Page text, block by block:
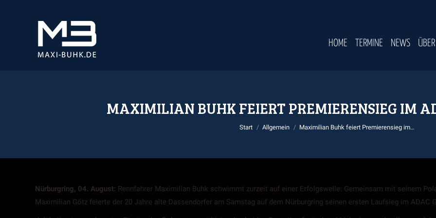
HOME TERMINE NEWS ÜBER
MAXIMILIAN BUHK FEIERT PREMIERENSIEG IM
Sie befinden sich hier:
Start Allgemein Maximilian Buhk feiert Premierensieg im…
Nürburgring, 04. August: Rennfahrer Maximilian Buhk schwimmt zurzeit auf einer Erfolgswelle: Gemeinsam mit seinem
Maximilian Götz feierte der 20 Jahre alte Dassendorfer am Samstag auf dem Nürburgring seinen ersten Laufsieg im ADAC